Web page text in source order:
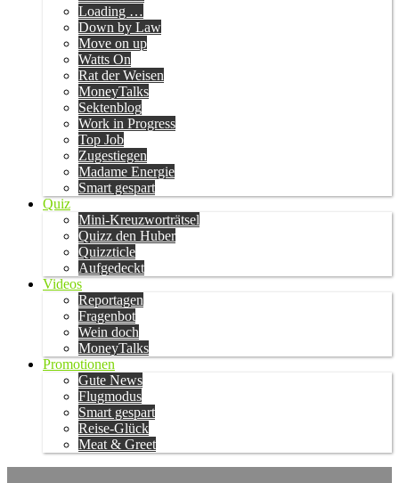
Loading …
Down by Law
Move on up
Watts On
Rat der Weisen
MoneyTalks
Sektenblog
Work in Progress
Top Job
Zugestiegen
Madame Energie
Smart gespart
Quiz
Mini-Kreuzworträtsel
Quizz den Huber
Quizzticle
Aufgedeckt
Videos
Reportagen
Fragenbot
Wein doch
MoneyTalks
Promotionen
Gute News
Flugmodus
Smart gespart
Reise-Glück
Meat & Greet